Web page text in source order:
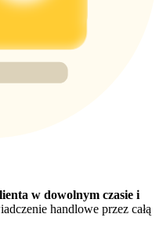
w dowolnym czasie i
handlowe przez całą